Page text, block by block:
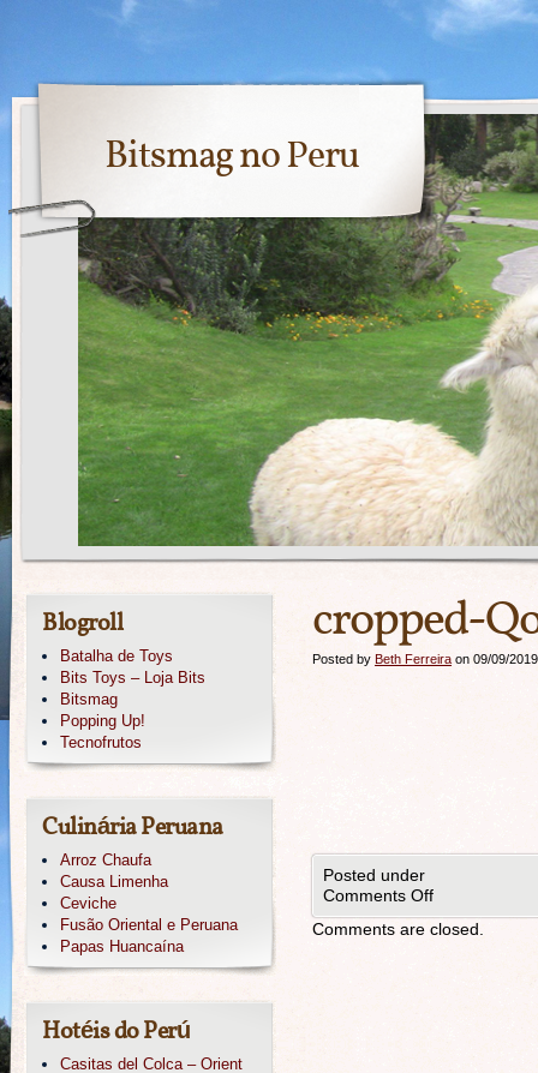
Bitsmag no Peru
cropped-
Posted by Beth Ferreira on 09/09/2019
Posted under
Comments Off
Comments are closed.
Blogroll
Batalha de Toys
Bits Toys – Loja Bits
Bitsmag
Popping Up!
Tecnofrutos
Culinária Peruana
Arroz Chaufa
Causa Limenha
Ceviche
Fusão Oriental e Peruana
Papas Huancaína
Hotéis do Perú
Casitas del Colca – Orient